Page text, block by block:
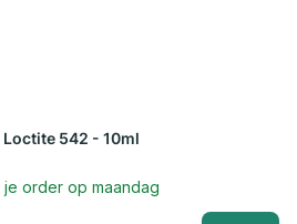
542 - 10ml
order op maandag